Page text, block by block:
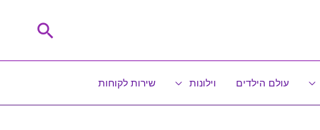
חיפוש
עולם הילדים וילונות שירות לקוחות